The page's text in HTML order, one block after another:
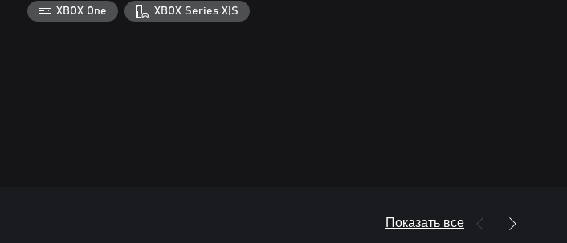
XBOX One XBOX Series X|S
Показать все